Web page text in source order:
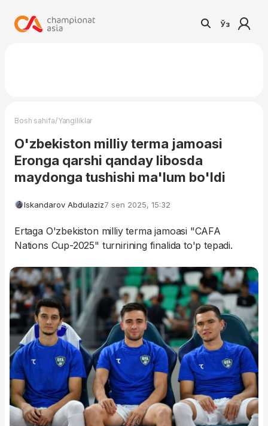
Ўз
Bosh sahifa/Yangiliklar
O'zbekiston milliy terma jamoasi
Eronga qarshi qanday libosda
maydonga tushishi ma'lum bo'ldi
Iskandarov Abdulaziz7 sen 2025, 15:32
Ertaga O'zbekiston milliy terma jamoasi "CAFA
Nations Cup-2025" turnirining finalida to'p tepadi.